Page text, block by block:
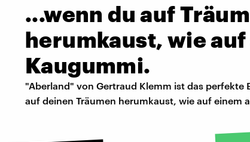
...wenn du auf
herumkaust, wie
Kaugummi.
"Aberland" von Gertraud Klemm ist das perfekte
auf deinen Träumen herumkaust, wie auf einem